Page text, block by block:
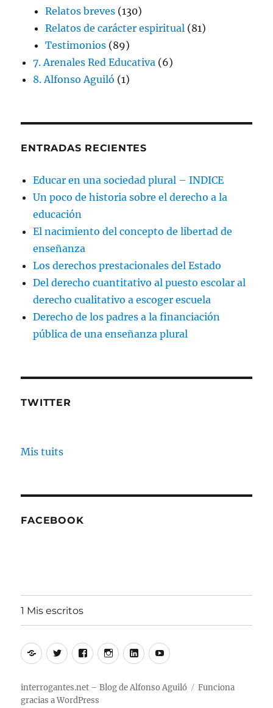
Relatos breves (130)
Relatos de carácter espiritual (81)
Testimonios (89)
7. Arenales Red Educativa (6)
8. Alfonso Aguiló (1)
ENTRADAS RECIENTES
Educar en una sociedad plural – INDICE
Un poco de historia sobre el derecho a la
educación
El nacimiento del concepto de libertad de
enseñanza
Los derechos prestacionales del Estado
Del derecho cuantitativo al puesto escolar al
derecho cualitativo a escoger escuela
Derecho de los padres a la financiación
pública de una enseñanza plural
TWITTER
Mis tuits
FACEBOOK
1 Mis escritos
AlfonsoTwitterFacebookInstagram
LinkedinYoutube
interrogantes.net – Blog de Alfonso Aguiló
Funciona
gracias a WordPress